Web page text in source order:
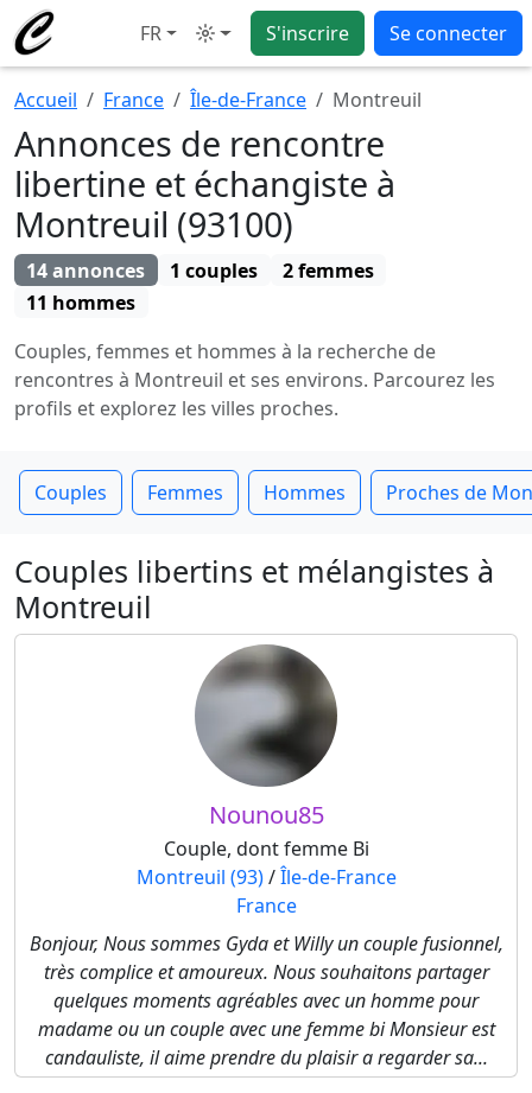
FR Mode S'inscrire Se connecter
Accueil France Île-de-France Montreuil
Annonces de rencontre
libertine et échangiste à
Montreuil (93100)
14 annonces 1 couples
2 femmes
11 hommes
Couples, femmes et hommes à la recherche de
rencontres à Montreuil et ses environs. Parcourez les
profils et explorez les villes proches.
Couples Femmes Hommes Proches de
Couples libertins et mélangistes à
Montreuil
Nounou85
Couple, dont femme Bi
Montreuil (93)/Île-de-France
France
Bonjour, Nous sommes Gyda et Willy un couple fusionnel,
très complice et amoureux. Nous souhaitons partager
quelques moments agréables avec un homme pour
madame ou un couple avec une femme bi Monsieur est
candauliste, il aime prendre du plaisir a regarder sa...